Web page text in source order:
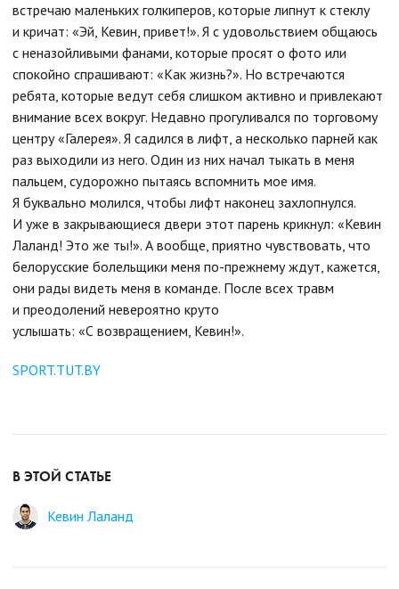
встречаю маленьких голкиперов, которые липнут к стеклу
и кричат: «Эй, Кевин, привет!». Я с удовольствием общаюсь
с неназойливыми фанами, которые просят о фото или
спокойно спрашивают: «Как жизнь?». Но встречаются
ребята, которые ведут себя слишком активно и привлекают
внимание всех вокруг. Недавно прогуливался по торговому
центру «Галерея». Я садился в лифт, а несколько парней как
раз выходили из него. Один из них начал тыкать в меня
пальцем, судорожно пытаясь вспомнить мое имя.
Я буквально молился, чтобы лифт наконец захлопнулся.
И уже в закрывающиеся двери этот парень крикнул: «Кевин
Лаланд! Это же ты!». А вообще, приятно чувствовать, что
белорусские болельщики меня по-прежнему ждут, кажется,
они рады видеть меня в команде. После всех травм
и преодолений невероятно круто
услышать: «С возвращением, Кевин!».
SPORT.TUT.BY
В ЭТОЙ СТАТЬЕ
Кевин Лаланд